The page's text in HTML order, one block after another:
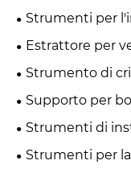
Strumenti per
Estrattore per
Strumento di
Supporto per
Strumenti di
Strumenti per